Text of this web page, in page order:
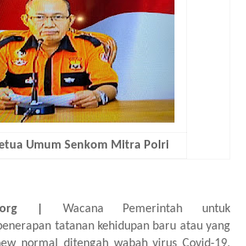
Umum Senkom Mitra Polri
| Wacana Pemerintah untuk
tatanan kehidupan baru atau yang